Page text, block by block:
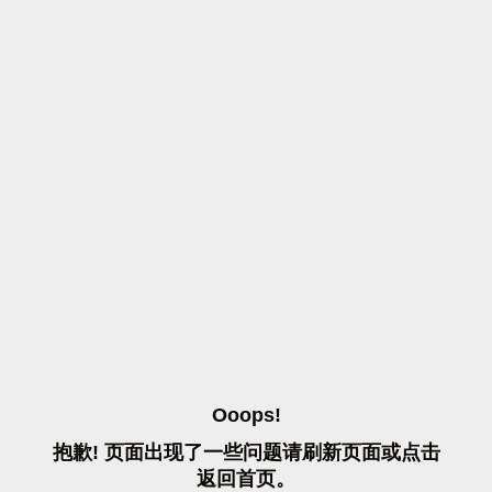
OOOPS!
抱歉! 页面出现了一些问题请刷 新页面或点击
返 回首页。